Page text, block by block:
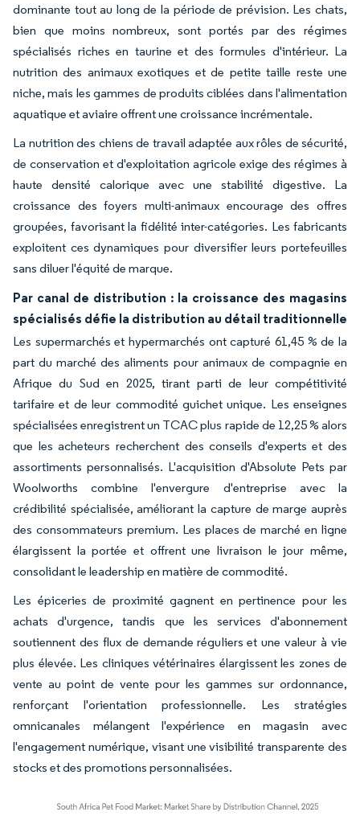
dominante tout au long de la période de prévision. Les chats,
bien que moins nombreux, sont portés par des régimes
spécialisés riches en taurine et des formules d'intérieur. La
nutrition des animaux exotiques et de petite taille reste une
niche, mais les gammes de produits ciblées dans l'alimentation
aquatique et aviaire offrent une croissance incrémentale.
La nutrition des chiens de travail adaptée aux rôles de sécurité,
de conservation et d'exploitation agricole exige des régimes à
haute densité calorique avec une stabilité digestive. La
croissance des foyers multi-animaux encourage des offres
groupées, favorisant la fidélité inter-catégories. Les fabricants
exploitent ces dynamiques pour diversifier leurs portefeuilles
sans diluer l'équité de marque.
Par canal de distribution : la croissance des magasins
spécialisés défie la distribution au détail traditionnelle
Les supermarchés et hypermarchés ont capturé 61,45 % de la
part du marché des aliments pour animaux de compagnie en
Afrique du Sud en 2025, tirant parti de leur compétitivité
tarifaire et de leur commodité guichet unique. Les enseignes
spécialisées enregistrent un TCAC plus rapide de 12,25 % alors
que les acheteurs recherchent des conseils d'experts et des
assortiments personnalisés. L'acquisition d'Absolute Pets par
Woolworths combine l'envergure d'entreprise avec la
crédibilité spécialisée, améliorant la capture de marge auprès
des consommateurs premium. Les places de marché en ligne
élargissent la portée et offrent une livraison le jour même,
consolidant le leadership en matière de commodité.
Les épiceries de proximité gagnent en pertinence pour les
achats d'urgence, tandis que les services d'abonnement
soutiennent des flux de demande réguliers et une valeur à vie
plus élevée. Les cliniques vétérinaires élargissent les zones de
vente au point de vente pour les gammes sur ordonnance,
renforçant l'orientation professionnelle. Les stratégies
omnicanales mélangent l'expérience en magasin avec
l'engagement numérique, visant une visibilité transparente des
stocks et des promotions personnalisées.